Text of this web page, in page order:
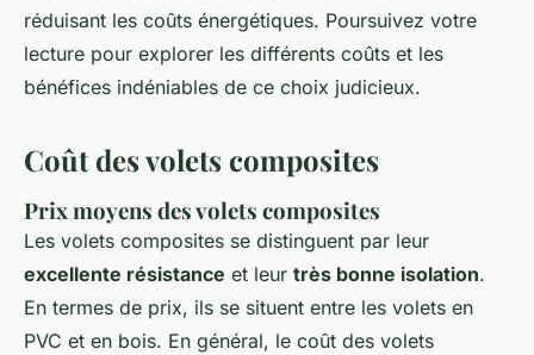
réduisant les coûts énergétiques. Poursuivez votre
lecture pour explorer les différents coûts et les
bénéfices indéniables de ce choix judicieux.
Coût des volets composites
Prix moyens des volets composites
Les volets composites se distinguent par leur
excellente résistance et leur très bonne isolation.
En termes de prix, ils se situent entre les volets en
PVC et en bois. En général, le coût des volets